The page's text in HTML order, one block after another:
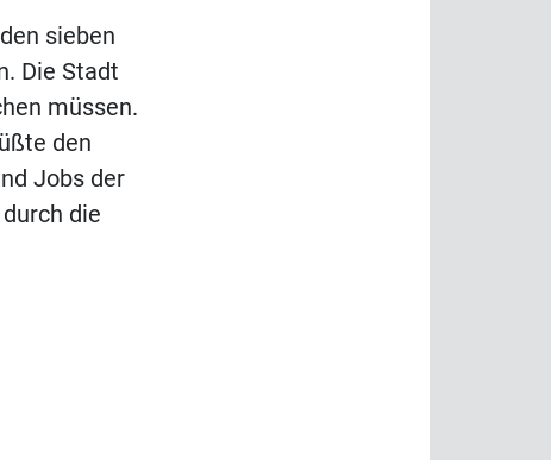
sieben
Die Stadt
müssen.
den
Jobs der
die